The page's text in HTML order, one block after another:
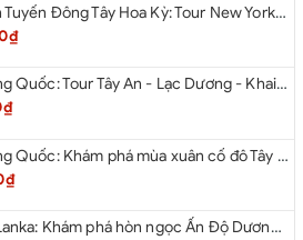
Du lịch Liên Tuyến Đông Tây Hoa Kỳ: Tour New York - Philadelphia - Delaware - Washington D.C - Las Vegas - Red rock Canyon - Little Saigon - Santa Monica - Los Angeles - San Diego từ Hà Nội 2026
Du lịch Trung Quốc: Tour Tây An - Lạc Dương - Khai Phong từ Hà Nội 2026
Du lịch Trung Quốc: Khám phá mùa xuân cố đô Tây An từ Hà Nội 2026
Du lịch Sri Lanka: Khám phá hòn ngọc Ấn Độ Dương 2026